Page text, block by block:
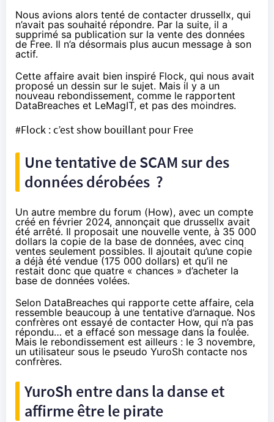
Nous avions alors tenté de contacter drussellx, qui
n’avait pas souhaité répondre. Par la suite, il a
supprimé sa publication sur la vente des données
de Free. Il n’a désormais plus aucun message à son
actif.
Cette affaire avait bien inspiré Flock, qui nous avait
proposé un dessin sur le sujet. Mais il y a un
nouveau rebondissement, comme le rapportent
DataBreaches et LeMagIT, et pas des moindres.
#Flock : c’est show bouillant pour Free
Une tentative de SCAM sur des
données dérobées ?
Un autre membre du forum (How), avec un compte
créé en février 2024, annonçait que drussellx avait
été arrêté. Il proposait une nouvelle vente, à 35 000
dollars la copie de la base de données, avec cinq
ventes seulement possibles. Il ajoutait qu’une copie
a déjà été vendue (175 000 dollars) et qu’il ne
restait donc que quatre « chances » d’acheter la
base de données volées.
Selon DataBreaches qui rapporte cette affaire, cela
ressemble beaucoup à une tentative d’arnaque. Nos
confrères ont essayé de contacter How, qui n’a pas
répondu… et a effacé son message dans la foulée.
Mais le rebondissement est ailleurs : le 3 novembre,
un utilisateur sous le pseudo YuroSh contacte nos
confrères.
YuroSh entre dans la danse et
affirme être le pirate